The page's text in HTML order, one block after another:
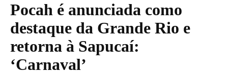
Pocah é anunciada como
destaque da Grande Rio e
retorna à Sapucaí:
‘Carnaval’